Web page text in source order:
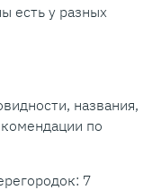
есть у разных
названия,
по
7